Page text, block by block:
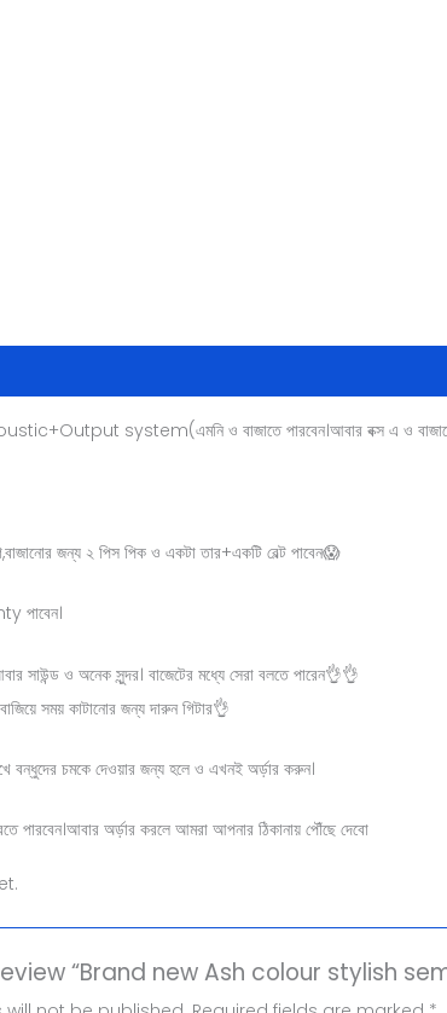
system(এমনি ও বাজাতে পারবেন।আবার বক্স এ ও
জন্য ২ পিস পিক ও একটা তার+একটি বেল্ট পাবেন😱
পাবেন।
সাউন্ড ও অনেক সুন্দর। বাজেটের মধ্যে সেরা বলতে পারেন👌👌
সময় কাটানোর জন্য দারুন গিটার👌
বন্ধুদের চমকে দেওয়ার জন্য হলে ও এখনই অর্ড়ার করুন।
পারবেন।আবার অর্ড়ার করলে আমরা আপনার ঠিকানায় পৌঁছে দেবো
“Brand new Ash colour stylish